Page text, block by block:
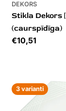
DEKORS
Stikla Dekors
(caurspīdīga)
Cena
€10,51
3 varianti